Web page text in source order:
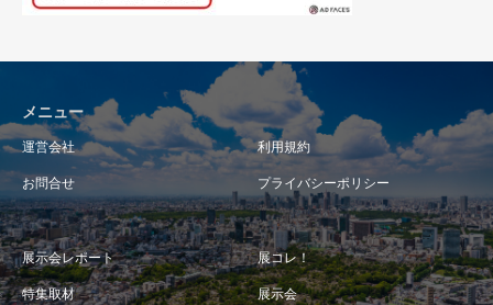
メニュー
運営会社 利用規約
お問合せ プライバシーポリシー
展示会レポート 展コレ！
特集取材 展示会